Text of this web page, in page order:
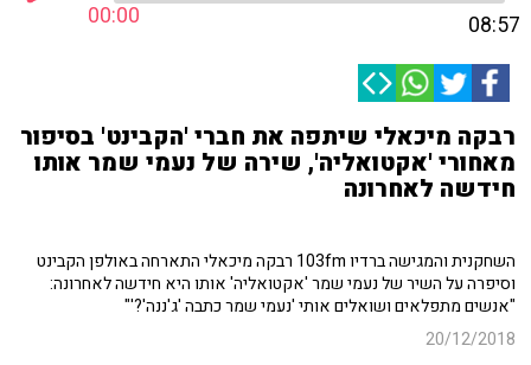
00:00 08:57
רבקה מיכאלי שיתפה את חברי 'הקבינט' בסיפור
מאחורי 'אקטואליה', שירה של נעמי שמר אותו
חידשה לאחרונה
השחקנית והמגישה ברדיו 103fm רבקה מיכאלי התארחה באולפן הקבינט
וסיפרה על השיר של נעמי שמר 'אקטואליה' אותו היא חידשה לאחרונה:
"אנשים מתפלאים ושואלים אותי 'נעמי שמר כתבה 'ג'ננה'?'"
20/12/2018